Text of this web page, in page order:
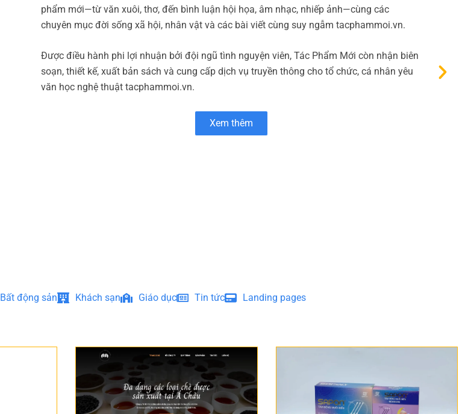
phẩm mới—từ văn xuôi, thơ, đến bình luận hội họa, âm nhạc, nhiếp ảnh—cùng các
chuyên mục đời sống xã hội, nhân vật và các bài viết cùng suy ngẫm tacphammoi.vn.
Được điều hành phi lợi nhuận bởi đội ngũ tình nguyện viên, Tác Phẩm Mới còn nhận biên
soạn, thiết kế, xuất bản sách và cung cấp dịch vụ truyền thông cho tổ chức, cá nhân yêu
văn học nghệ thuật tacphammoi.vn.
Xem thêm
Bất động sản Khách sạn Giáo dục Tin tức Landing pages